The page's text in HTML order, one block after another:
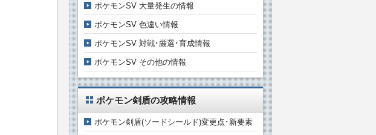
ポケモンSV 大量発生の情報
ポケモンSV 色違い情報
ポケモンSV 対戦･厳選･育成情報
ポケモンSV その他の情報
ポケモン剣盾の攻略情報
ポケモン剣盾(ソードシールド)変更点･新要素